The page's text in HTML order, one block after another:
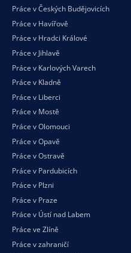
Práce v Českých Budějovicích
Práce v Havířově
Práce v Hradci Králové
Práce v Jihlavě
Práce v Karlových Varech
Práce v Kladně
Práce v Liberci
Práce v Mostě
Práce v Olomouci
Práce v Opavě
Práce v Ostravě
Práce v Pardubicích
Práce v Plzni
Práce v Praze
Práce v Ústí nad Labem
Práce ve Zlíně
Práce v zahraničí